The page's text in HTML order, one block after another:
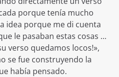
porque tenía mucho
idea porque me di cuenta
le pasaban estas cosas …
verso quedamos locos!»,
se fue construyendo la
había pensado.